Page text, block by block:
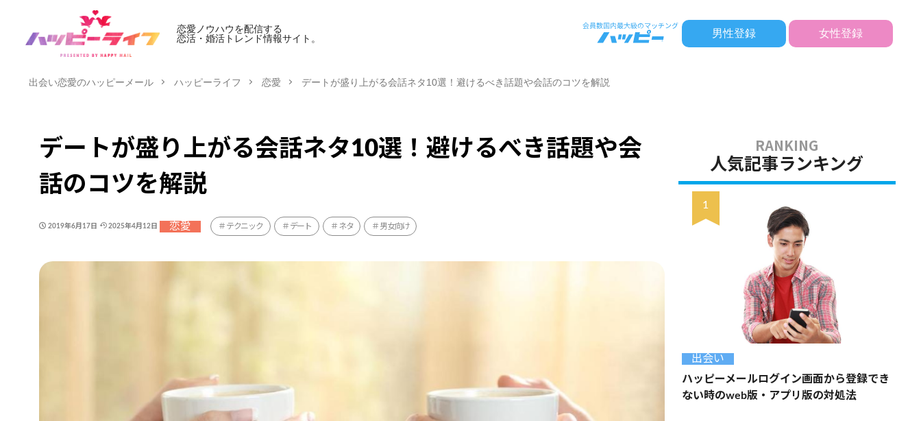
恋愛ノウハウを配信する
恋活・婚活トレンド情報サイト。
男性登録 女性登録
出会い恋愛のハッピーメール ハッピーライフ 恋愛 デートが盛り上がる会話ネタ10選！避けるべき話題や会話のコツを解説
デートが盛り上がる会話ネタ10選！避けるべき話題や会
話のコツを解説
2019年6月17日 2025年4月12日 恋愛 テクニック デート ネタ 男女向け
人気記事ランキング
出会い
ハッピーメールログイン画面から登録でき
ない時のweb版・アプリ版の対処法